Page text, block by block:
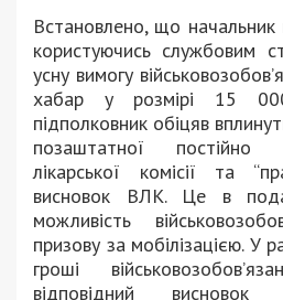
Встановлено, що
користуючись службовим
усну вимогу
хабар у розмірі 15
підполковник обіцяв
позаштатної постійно
лікарської комісії та
висновок ВЛК. Це в
можливість
призову за мобілізацією. У
гроші
відповідний